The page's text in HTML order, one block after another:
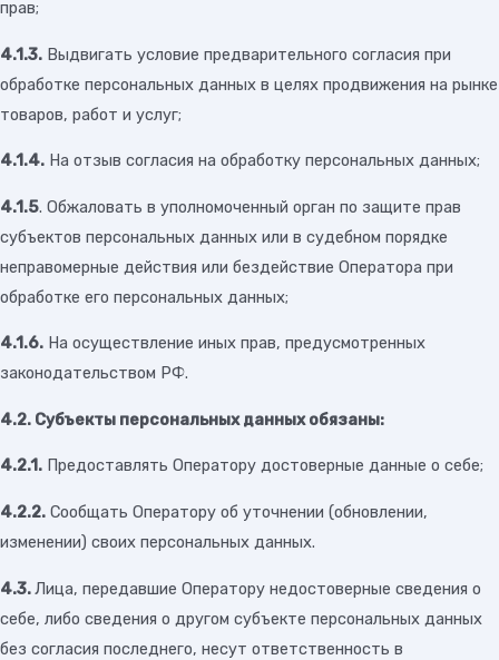
прав;
4.1.3. Выдвигать условие предварительного согласия при
обработке персональных данных в целях продвижения на рынке
товаров, работ и услуг;
4.1.4. На отзыв согласия на обработку персональных данных;
4.1.5. Обжаловать в уполномоченный орган по защите прав
субъектов персональных данных или в судебном порядке
неправомерные действия или бездействие Оператора при
обработке его персональных данных;
4.1.6. На осуществление иных прав, предусмотренных
законодательством РФ.
4.2. Субъекты персональных данных обязаны:
4.2.1. Предоставлять Оператору достоверные данные о себе;
4.2.2. Сообщать Оператору об уточнении (обновлении,
изменении) своих персональных данных.
4.3.Лица, передавшие Оператору недостоверные сведения о
себе, либо сведения о другом субъекте персональных данных
без согласия последнего, несут ответственность в